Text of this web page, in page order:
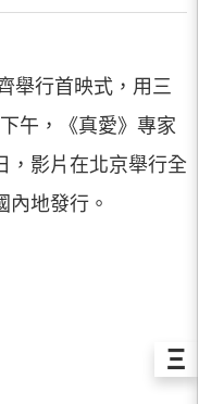
舉行首映式，用三
午，《真愛》專家
，影片在北京舉行全
內地發行。
Ξ